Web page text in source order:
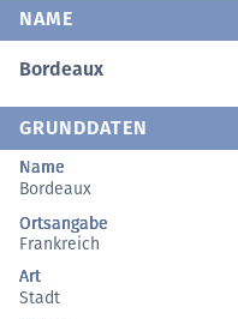
NAME
Bordeaux
GRUNDDATEN
Name
Bordeaux
Ortsangabe
Frankreich
Art
Stadt